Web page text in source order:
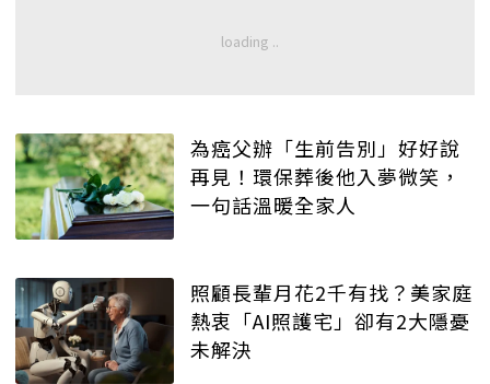
為癌父辦「生前告別」好好說
再見！環保葬後他入夢微笑，
一句話溫暖全家人
照顧長輩月花2千有找？美家庭
熱衷「AI照護宅」卻有2大隱憂
未解決